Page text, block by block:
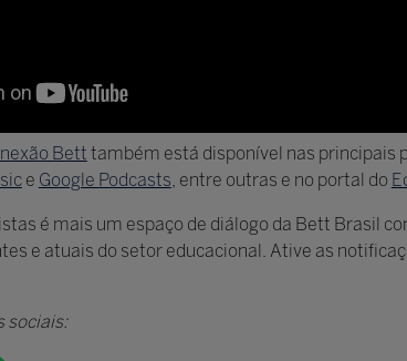
Bett também está disponível nas principais
e Google Podcasts, entre outras e no portal do
é mais um espaço de diálogo da Bett Brasil
e atuais do setor educacional. Ative as
sociais: